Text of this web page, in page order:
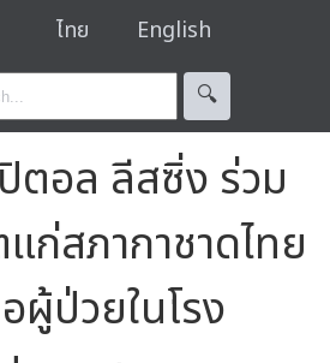
ไทย English
🔍︎
อล ลีสซิ่ง ร่วม
ก่สภากาชาดไทย
ผู้ป่วยในโรง